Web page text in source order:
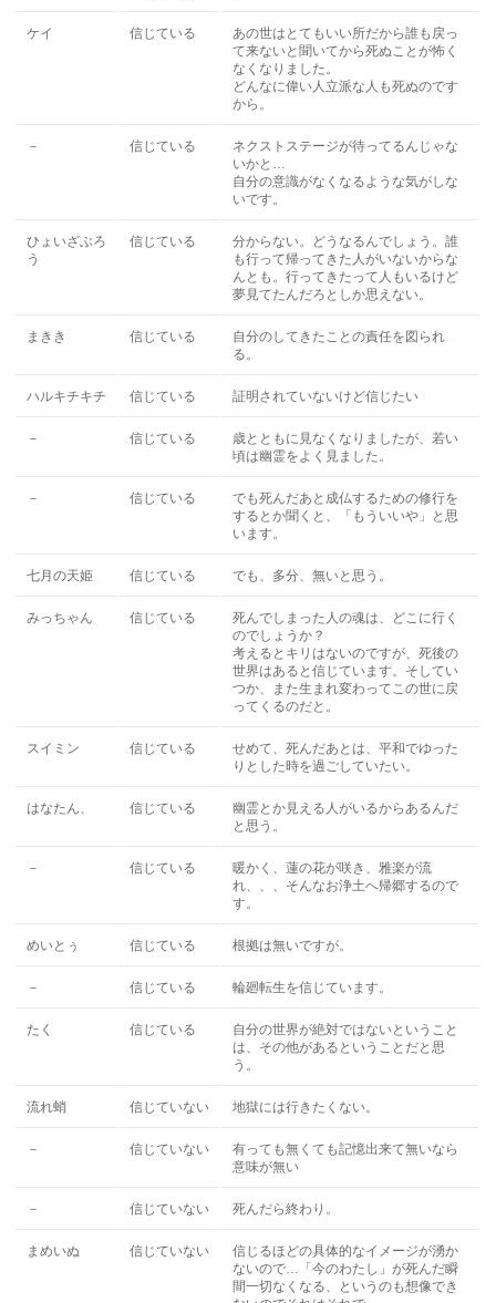
ケイ 信じている
あの世はとてもいい所だから誰も戻っ
て来ないと聞いてから死ぬことが怖く
なくなりました。
どんなに偉い人立派な人も死ぬのです
から。
－ 信じている
ネクストステージが待ってるんじゃな
いかと…
自分の意識がなくなるような気がしな
いです。
ひょいざぶろ
う
信じている
分からない。どうなるんでしょう。誰
も行って帰ってきた人がいないからな
んとも。行ってきたって人もいるけど
夢見てたんだろとしか思えない。
まきき 信じている
自分のしてきたことの責任を図られ
る。
ハルキチキチ 信じている 証明されていないけど信じたい
－ 信じている
歳とともに見なくなりましたが、若い
頃は幽霊をよく見ました。
－ 信じている
でも死んだあと成仏するための修行を
するとか聞くと、「もういいや」と思
います。
七月の天姫 信じている でも、多分、無いと思う。
みっちゃん 信じている
死んでしまった人の魂は、どこに行く
のでしょうか？
考えるとキリはないのですが、死後の
世界はあると信じています。そしてい
つか、また生まれ変わってこの世に戻
ってくるのだと。
スイミン 信じている
せめて、死んだあとは、平和でゆった
りとした時を過ごしていたい。
はなたん、 信じている
幽霊とか見える人がいるからあるんだ
と思う。
－ 信じている
暖かく、蓮の花が咲き、雅楽が流
れ、、、そんなお浄土へ帰郷するので
す。
めいとぅ 信じている 根拠は無いですが。
－ 信じている 輪廻転生を信じています。
たく 信じている
自分の世界が絶対ではないということ
は、その他があるということだと思
う。
流れ蛸 信じていない 地獄には行きたくない。
－ 信じていない
有っても無くても記憶出来て無いなら
意味が無い
－ 信じていない 死んだら終わり。
まめいぬ 信じていない
信じるほどの具体的なイメージが湧か
ないので…「今のわたし」が死んだ瞬
間一切なくなる、というのも想像でき